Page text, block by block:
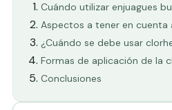
Cuándo utilizar enjuagues
Aspectos a tener en cuenta
¿Cuándo se debe usar
Formas de aplicación de la
Conclusiones